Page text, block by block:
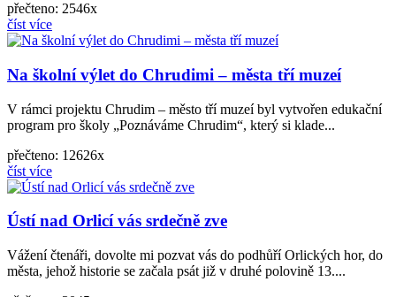
přečteno: 2546x
číst více
Na školní výlet do Chrudimi – města tří muzeí
V rámci projektu Chrudim – město tří muzeí byl vytvořen edukační
program pro školy „Poznáváme Chrudim“, který si klade...
přečteno: 12626x
číst více
Ústí nad Orlicí vás srdečně zve
Vážení čtenáři, dovolte mi pozvat vás do podhůří Orlických hor, do
města, jehož historie se začala psát již v druhé polovině 13....